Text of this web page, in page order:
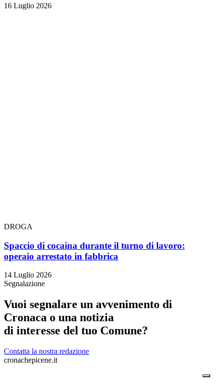
16 Luglio 2026
DROGA
Spaccio di cocaina durante il turno di lavoro:
operaio arrestato in fabbrica
14 Luglio 2026
Segnalazione
Vuoi segnalare un avvenimento di
Cronaca o una notizia
di interesse del tuo Comune?
Contatta la nostra redazione
cronachepicene.it